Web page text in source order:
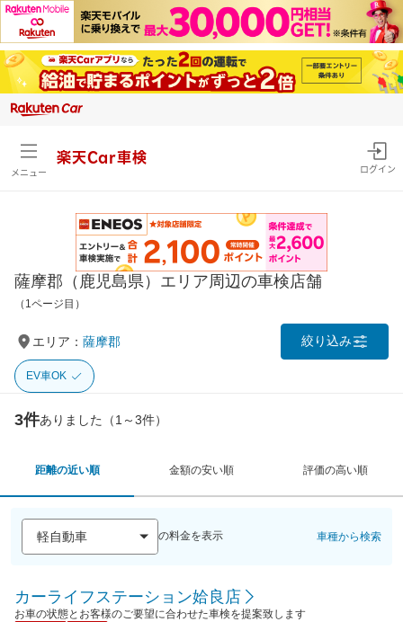
メニュー
楽天Car車検
ログイン
薩摩郡（鹿児島県）エリア周辺の車検店舗
（1ページ目）
エリア： 薩摩郡 絞り込み
EV車OK
3件ありました（1～3件）
距離の近い順 金額の安い順 評価の高い順
の料金を表示 車種から検索
カーライフステーション姶良店
お車の状態とお客様のご要望に合わせた車検を提案致します